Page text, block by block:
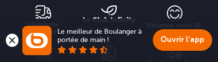
offerte*
Le Club Infinity
Le meilleur de Boulanger à
portée de main !
Ouvrir l'app